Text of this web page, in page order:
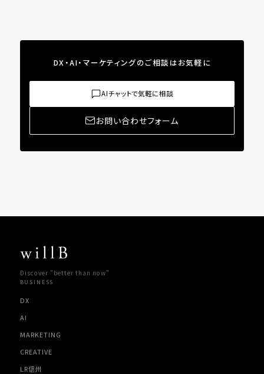
DX・AI・マーケティングのご相談はお気軽に
AIチャットで気軽に相談
お問い合わせフォーム
Discover "better than now"
BUSINESS
DX
AI
MARKETING
CREATIVE
LR信州